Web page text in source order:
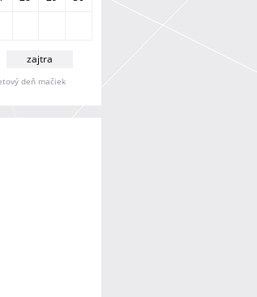
zajtra
deň mačiek